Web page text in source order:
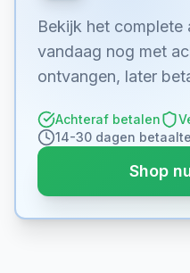
Bekijk het complete
vandaag nog met
ontvangen, later
Achteraf betalen
14-30 dagen
Shop